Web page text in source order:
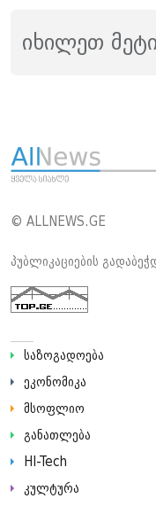
იხილეთ მეტი
© ALLNEWS.GE
პუბლიკაციების
საზოგადოება
ეკონომიკა
მსოფლიო
განათლება
HI-Tech
კულტურა